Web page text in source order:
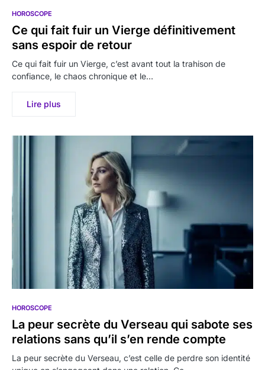
HOROSCOPE
Ce qui fait fuir un Vierge définitivement
sans espoir de retour
Ce qui fait fuir un Vierge, c’est avant tout la trahison de
confiance, le chaos chronique et le…
Lire plus
HOROSCOPE
La peur secrète du Verseau qui sabote ses
relations sans qu’il s’en rende compte
La peur secrète du Verseau, c’est celle de perdre son identité